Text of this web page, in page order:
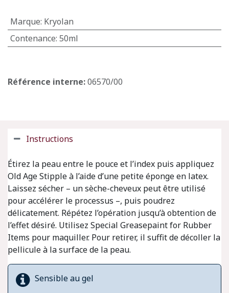
Marque: Kryolan
Contenance: 50ml
Référence interne:06570/00
Instructions
Étirez la peau entre le pouce et l’index puis appliquez
Old Age Stipple à l’aide d’une petite éponge en latex.
Laissez sécher – un sèche-cheveux peut être utilisé
pour accélérer le processus –, puis poudrez
délicatement. Répétez l’opération jusqu’à obtention de
l’effet désiré. Utilisez Special Greasepaint for Rubber
Items pour maquiller. Pour retirer, il suffit de décoller la
pellicule à la surface de la peau.
Sensible au gel